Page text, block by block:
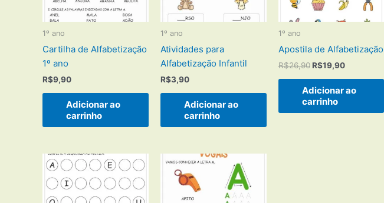
1º ano
Cartilha de Alfabetização
1º ano
R$9,90
Adicionar ao
carrinho
1º ano
Atividades para
Alfabetização Infantil
R$3,90
Adicionar ao
carrinho
1º ano
Apostila de Alfabetização
R$26,90 O
original
era:
R$26,90.
R$19,90O
é:
Adicionar ao
carrinho